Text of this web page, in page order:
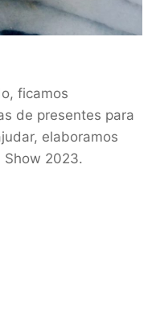
ficamos
de presentes para
elaboramos
Show 2023.